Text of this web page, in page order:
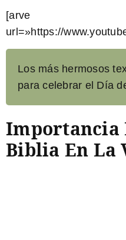
[arve
url=»https://
Los más hermosos
para celebrar el Día
Importancia
Biblia En La